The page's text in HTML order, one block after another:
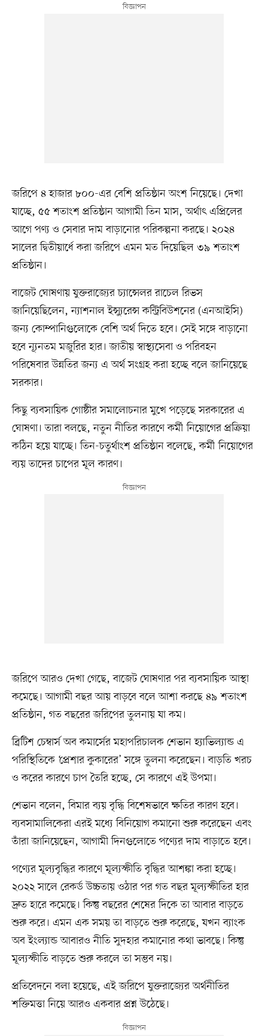
জরিপে ৪ হাজার ৮০০-এর বেশি প্রতিষ্ঠান অংশ নিয়েছে। দেখা
যাচ্ছে, ৫৫ শতাংশ প্রতিষ্ঠান আগামী তিন মাস, অর্থাৎ এপ্রিলের
আগে পণ্য ও সেবার দাম বাড়ানোর পরিকল্পনা করছে। ২০২৪
সালের দ্বিতীয়ার্ধে করা জরিপে এমন মত দিয়েছিল ৩৯ শতাংশ
প্রতিষ্ঠান।
বাজেট ঘোষণায় যুক্তরাজ্যের চ্যান্সেলর রাচেল রিভস
জানিয়েছিলেন, ন্যাশনাল ইন্স্যুরেন্স কন্ট্রিবিউশনের (এনআইসি)
জন্য কোম্পানিগুলোকে বেশি অর্থ দিতে হবে। সেই সঙ্গে বাড়ানো
হবে ন্যূনতম মজুরির হার। জাতীয় স্বাস্থ্যসেবা ও পরিবহন
পরিষেবার উন্নতির জন্য এ অর্থ সংগ্রহ করা হচ্ছে বলে জানিয়েছে
সরকার।
কিছু ব্যবসায়িক গোষ্ঠীর সমালোচনার মুখে পড়েছে সরকারের এ
ঘোষণা। তারা বলছে, নতুন নীতির কারণে কর্মী নিয়োগের প্রক্রিয়া
কঠিন হয়ে যাচ্ছে। তিন-চতুর্থাংশ প্রতিষ্ঠান বলেছে, কর্মী নিয়োগের
ব্যয় তাদের চাপের মূল কারণ।
জরিপে আরও দেখা গেছে, বাজেট ঘোষণার পর ব্যবসায়িক আস্থা
কমেছে। আগামী বছর আয় বাড়বে বলে আশা করছে ৪৯ শতাংশ
প্রতিষ্ঠান, গত বছরের জরিপের তুলনায় যা কম।
ব্রিটিশ চেম্বার্স অব কমার্সের মহাপরিচালক শেভান হ্যাভিল্যান্ড এ
পরিস্থিতিকে ‘প্রেশার কুকারের’ সঙ্গে তুলনা করেছেন। বাড়তি খরচ
ও করের কারণে চাপ তৈরি হচ্ছে, সে কারণে এই উপমা।
শেভান বলেন, বিমার ব্যয় বৃদ্ধি বিশেষভাবে ক্ষতির কারণ হবে।
ব্যবসামালিকেরা এরই মধ্যে বিনিয়োগ কমানো শুরু করেছেন এবং
তাঁরা জানিয়েছেন, আগামী দিনগুলোতে পণ্যের দাম বাড়াতে হবে।
পণ্যের মূল্যবৃদ্ধির কারণে মূল্যস্ফীতি বৃদ্ধির আশঙ্কা করা হচ্ছে।
২০২২ সালে রেকর্ড উচ্চতায় ওঠার পর গত বছর মূল্যস্ফীতির হার
দ্রুত হারে কমেছে। কিন্তু বছরের শেষের দিকে তা আবার বাড়তে
শুরু করে। এমন এক সময় তা বাড়তে শুরু করেছে, যখন ব্যাংক
অব ইংল্যান্ড আবারও নীতি সুদহার কমানোর কথা ভাবছে। কিন্তু
মূল্যস্ফীতি বাড়তে শুরু করলে তা সম্ভব নয়।
প্রতিবেদনে বলা হয়েছে, এই জরিপে যুক্তরাজ্যের অর্থনীতির
শক্তিমত্তা নিয়ে আরও একবার প্রশ্ন উঠেছে।